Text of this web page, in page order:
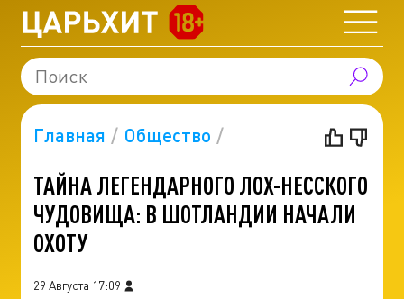
Главная Общество
ТАЙНА ЛЕГЕНДАРНОГО ЛОХ-НЕССКОГО
ЧУДОВИЩА: В ШОТЛАНДИИ НАЧАЛИ
ОХОТУ
29 Августа 17:09